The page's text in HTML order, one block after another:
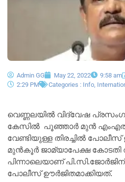
Admin GG May 22, 2022 9:58 am
2:29 PM
Categories : Info
വെണ്ണലയിൽ വിദ്വേഷ
കേസിൽ പൂഞ്ഞാര്‍ മുന്‍
വേണ്ടിയുള്ള തിരച്ചില്‍
മുന്‍കൂര്‍ ജാമ്യാപേക്ഷ കോടതി
പിന്നാലെയാണ്
പോലീസ് ഊര്‍ജിതമാക്കിയത്.